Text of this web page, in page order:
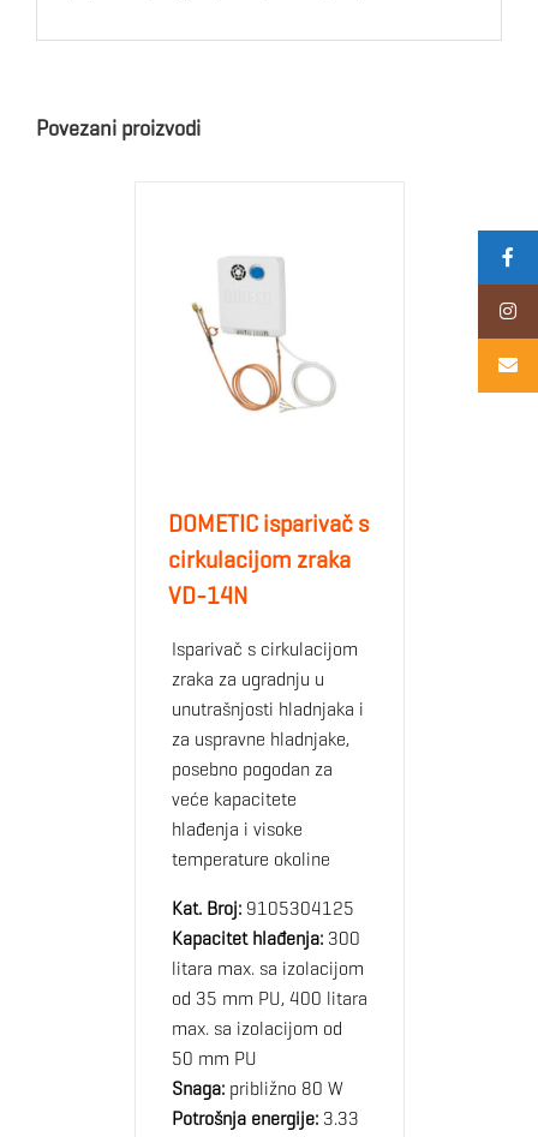
Povezani proizvodi
DOMETIC isparivač s
cirkulacijom zraka
VD-14N
Isparivač s cirkulacijom
zraka za ugradnju u
unutrašnjosti hladnjaka i
za uspravne hladnjake,
posebno pogodan za
veće kapacitete
hlađenja i visoke
temperature okoline
Kat. Broj:9105304125
Kapacitet hlađenja:300
litara max. sa izolacijom
od 35 mm PU, 400 litara
max. sa izolacijom od
50 mm PU
Snaga:približno 80 W
Potrošnja energije:3.33